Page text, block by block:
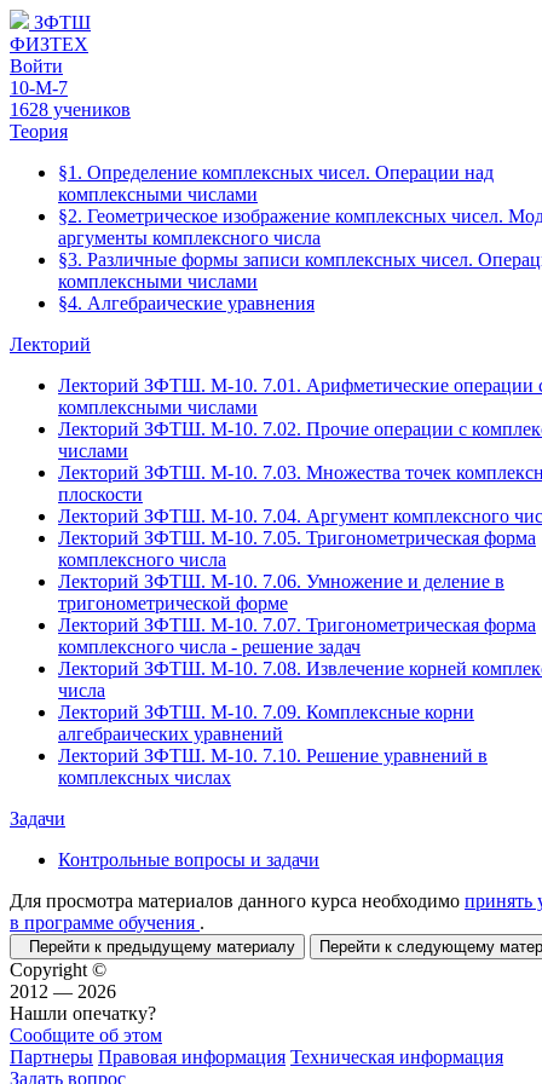
ЗФТШ
ФИЗТЕХ
Войти
10-М-7
1628 учеников
Теория
§1. Определение комплексных чисел. Операции над
комплексными числами
§2. Геометрическое изображение комплексных чисел.
аргументы комплексного числа
§3. Различные формы записи комплексных чисел.
комплексными числами
§4. Алгебраические уравнения
Лекторий
Лекторий ЗФТШ. М-10. 7.01. Арифметические операции
комплексными числами
Лекторий ЗФТШ. М-10. 7.02. Прочие операции с
числами
Лекторий ЗФТШ. М-10. 7.03. Множества точек
плоскости
Лекторий ЗФТШ. М-10. 7.04. Аргумент комплексного
Лекторий ЗФТШ. М-10. 7.05. Тригонометрическая форма
комплексного числа
Лекторий ЗФТШ. М-10. 7.06. Умножение и деление в
тригонометрической форме
Лекторий ЗФТШ. М-10. 7.07. Тригонометрическая форма
комплексного числа - решение задач
Лекторий ЗФТШ. М-10. 7.08. Извлечение корней
числа
Лекторий ЗФТШ. М-10. 7.09. Комплексные корни
алгебраических уравнений
Лекторий ЗФТШ. М-10. 7.10. Решение уравнений в
комплексных числах
Задачи
Контрольные вопросы и задачи
Для просмотра материалов данного курса необходимо принять
в программе обучения .
Перейти к предыдущему материалу Перейти к следующему
Copyright ©
2012 — 2026
Нашли опечатку?
Сообщите об этом
Партнеры Правовая информация Техническая информация
Задать вопрос